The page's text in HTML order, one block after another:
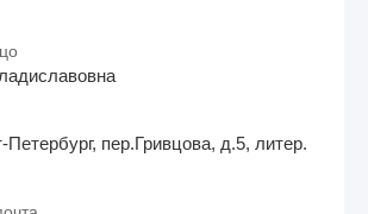
Петербург, пер.Гривцова, д.5, литер.